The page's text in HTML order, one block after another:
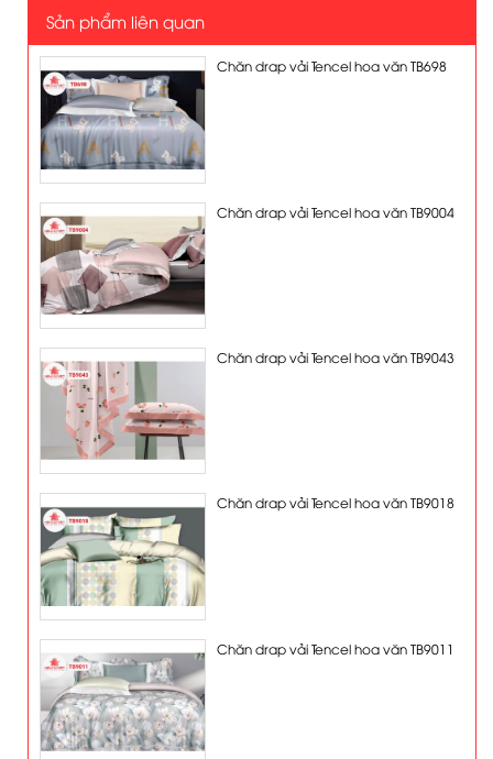
Sản phẩm liên quan
Chăn drap vải Tencel hoa văn TB698
Chăn drap vải Tencel hoa văn TB9004
Chăn drap vải Tencel hoa văn TB9043
Chăn drap vải Tencel hoa văn TB9018
Chăn drap vải Tencel hoa văn TB9011